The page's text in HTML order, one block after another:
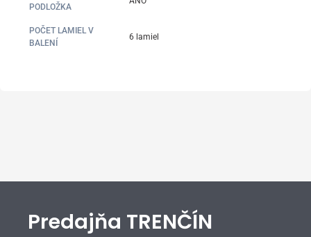
PODLOŽKA
POČET LAMIEL V
BALENÍ
6 lamiel
Predajňa TRENČÍN